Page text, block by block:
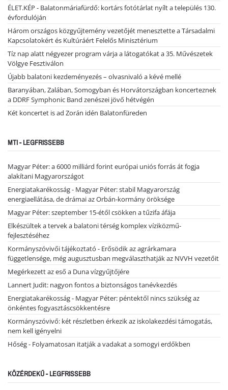
ÉLET.KÉP - Balatonmáriafürdő: kortárs fotótárlat nyílt a település 130.
évfordulóján
Három országos közgyűjtemény vezetőjét menesztette a Társadalmi
Kapcsolatokért és Kultúráért Felelős Minisztérium
Tíz nap alatt négyezer program várja a látogatókat a 35. Művészetek
Völgye Fesztiválon
Újabb balatoni kezdeményezés – olvasnivaló a kévé mellé
Baranyában, Zalában, Somogyban és Horvátországban koncerteznek
a DDRF Symphonic Band zenészei jövő hétvégén
Két koncertet is ad Zorán idén Balatonfüreden
MTI - LEGFRISSEBB
Magyar Péter: a 6000 milliárd forint európai uniós forrás át fogja
alakítani Magyarországot
Energiatakarékosság - Magyar Péter: stabil Magyarország
energiaellátása, de drámai az Orbán-kormány öröksége
Magyar Péter: szeptember 15-étől csökken a tűzifa áfája
Elkészültek a tervek a balatoni térség komplex víziközmű-
fejlesztéséhez
Kormányszóvivői tájékoztató - Erősödik az agrárkamara
függetlensége, még augusztusban megválaszthatják az NVVH vezetőit
Megérkezett az eső a Duna vízgyűjtőjére
Lannert Judit: nagyon fontos a biztonságos tanévkezdés
Energiatakarékosság - Magyar Péter: péntektől nincs szükség az
önkéntes fogyasztáscsökkentésre
Kormányszóvivő: két részletben érkezik az iskolakezdési támogatás,
nem kell igényelni
Hőség - Folyamatosan itatják a vadakat a somogyi erdőkben
KÖZÉRDEKŰ - LEGFRISSEBB